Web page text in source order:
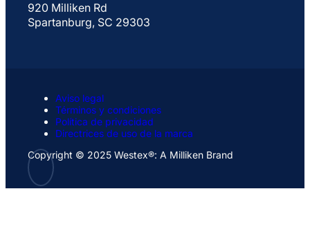
920 Milliken Rd
Spartanburg, SC 29303
Aviso legal
Términos y condiciones
Política de privacidad
Directrices de uso de la marca
Copyright © 2025 Westex®: A Milliken Brand